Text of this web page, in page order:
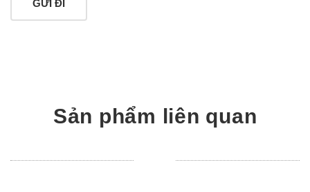
Sản phẩm liên quan